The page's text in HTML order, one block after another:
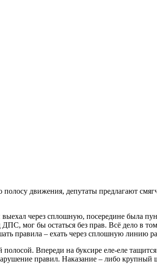
движения, депутаты предлагают
через сплошную, посередине была
мог бы остаться без прав. Всё дело в
правила – ехать через сплошную линию
Впереди на буксире еле-еле
правил. Наказание – либо